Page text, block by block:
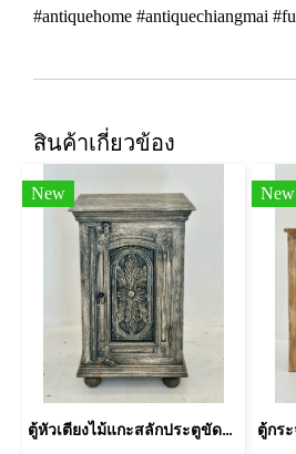
#antiquehome #antiquechiangmai
สินค้าเกี่ยวข้อง
New
ตู้หัวเตียงไม้แกะสลักประตูขัดลอกลายสีเทา
New